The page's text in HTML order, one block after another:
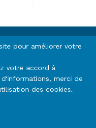
pour améliorer votre
votre accord à
merci de
des cookies.